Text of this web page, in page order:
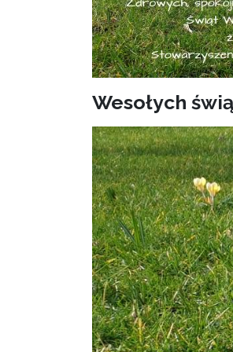
Wesołych